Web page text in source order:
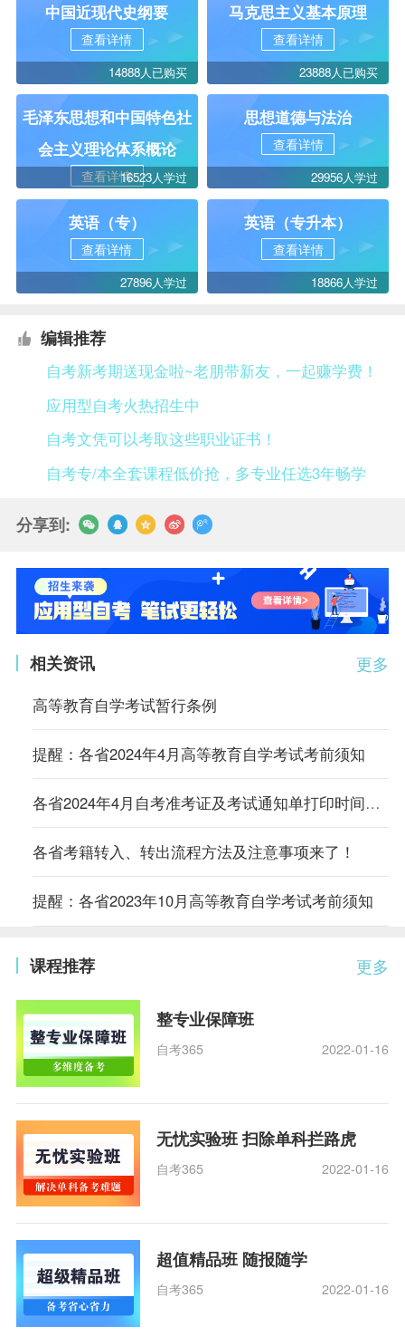
中国近现代史纲要
查看详情
14888人已购买
马克思主义基本原理
查看详情
23888人已购买
毛泽东思想和中国特色社
会主义理论体系概论
查看详情16523人学过
思想道德与法治
查看详情
29956人学过
英语（专）
查看详情
27896人学过
英语（专升本）
查看详情
18866人学过
编辑推荐
自考新考期送现金啦~老朋带新友，一起赚学费！
应用型自考火热招生中
自考文凭可以考取这些职业证书！
自考专/本全套课程低价抢，多专业任选3年畅学
分享到:
更多
相关资讯
高等教育自学考试暂行条例
提醒：各省2024年4月高等教育自学考试考前须知
各省2024年4月自考准考证及考试通知单打印时间及入口汇总
各省考籍转入、转出流程方法及注意事项来了！
提醒：各省2023年10月高等教育自学考试考前须知
更多
课程推荐
整专业保障班
自考365 2022-01-16
无忧实验班 扫除单科拦路虎
自考365 2022-01-16
超值精品班 随报随学
自考365 2022-01-16